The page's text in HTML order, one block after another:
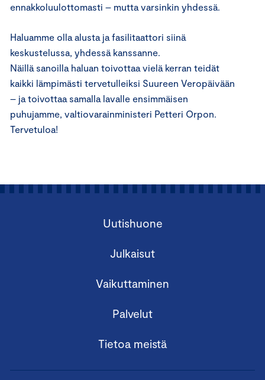
ennakkoluulottomasti – mutta varsinkin yhdessä.
Haluamme olla alusta ja fasilitaattori siinä
keskustelussa, yhdessä kanssanne.
Näillä sanoilla haluan toivottaa vielä kerran teidät
kaikki lämpimästi tervetulleiksi Suureen Veropäivään
– ja toivottaa samalla lavalle ensimmäisen
puhujamme, valtiovarainministeri Petteri Orpon.
Tervetuloa!
Uutishuone
Julkaisut
Vaikuttaminen
Palvelut
Tietoa meistä